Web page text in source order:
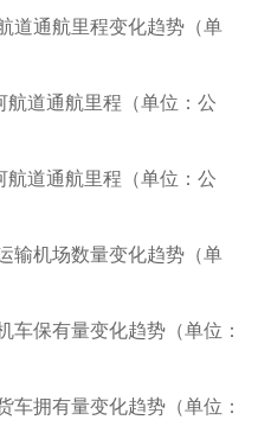
道通航里程变化趋势（单
航道通航里程（单位：公
航道通航里程（单位：公
输机场数量变化趋势（单
车保有量变化趋势（单位：
车拥有量变化趋势（单位：